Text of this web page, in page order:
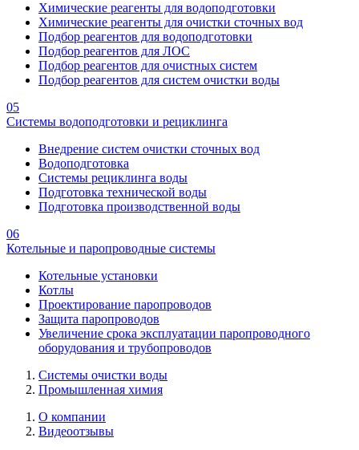
Химические реагенты для водоподготовки
Химические реагенты для очистки сточных вод
Подбор реагентов для водоподготовки
Подбор реагентов для ЛОС
Подбор реагентов для очистных систем
Подбор реагентов для систем очистки воды
05
Системы водоподготовки и рециклинга
Внедрение систем очистки сточных вод
Водоподготовка
Системы рециклинга воды
Подготовка технической воды
Подготовка производственной воды
06
Котельные и паропроводные системы
Котельные установки
Котлы
Проектирование паропроводов
Защита паропроводов
Увеличение срока эксплуатации паропроводного
оборудования и трубопроводов
Системы очистки воды
Промышленная химия
О компании
Видеоотзывы